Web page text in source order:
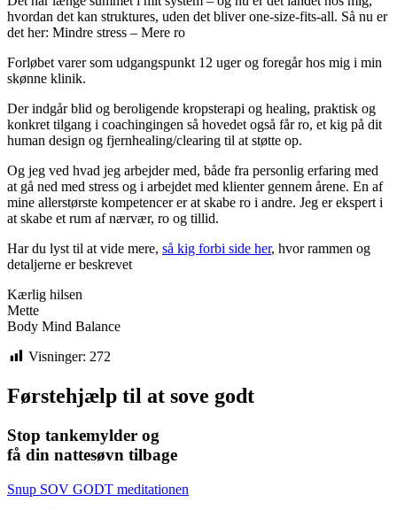
hvordan det kan struktures, uden det bliver one-size-fits-all. Så nu er
det her: Mindre stress – Mere ro
Forløbet varer som udgangspunkt 12 uger og foregår hos mig i min
skønne klinik.
Der indgår blid og beroligende kropsterapi og healing, praktisk og
konkret tilgang i coachingingen så hovedet også får ro, et kig på dit
human design og fjernhealing/clearing til at støtte op.
Og jeg ved hvad jeg arbejder med, både fra personlig erfaring med
at gå ned med stress og i arbejdet med klienter gennem årene. En af
mine allerstørste kompetencer er at skabe ro i andre. Jeg er ekspert i
at skabe et rum af nærvær, ro og tillid.
Har du lyst til at vide mere, så kig forbi side her, hvor rammen og
detaljerne er beskrevet
Kærlig hilsen
Mette
Body Mind Balance
Visninger: 272
Førstehjælp til at sove godt
Stop tankemylder og
få din nattesøvn tilbage
Snup SOV GODT meditationen